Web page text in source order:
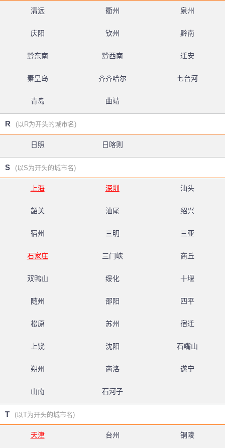
清远 衢州 泉州
庆阳 钦州 黔南
黔东南 黔西南 迁安
秦皇岛 齐齐哈尔 七台河
青岛 曲靖
R (以R为开头的城市名)
日照 日喀则
S (以S为开头的城市名)
上海 深圳 汕头
韶关 汕尾 绍兴
宿州 三明 三亚
石家庄 三门峡 商丘
双鸭山 绥化 十堰
随州 邵阳 四平
松原 苏州 宿迁
上饶 沈阳 石嘴山
朔州 商洛 遂宁
山南 石河子
T (以T为开头的城市名)
天津 台州 铜陵